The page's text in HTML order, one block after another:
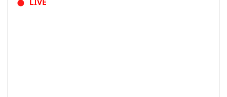
LIVE